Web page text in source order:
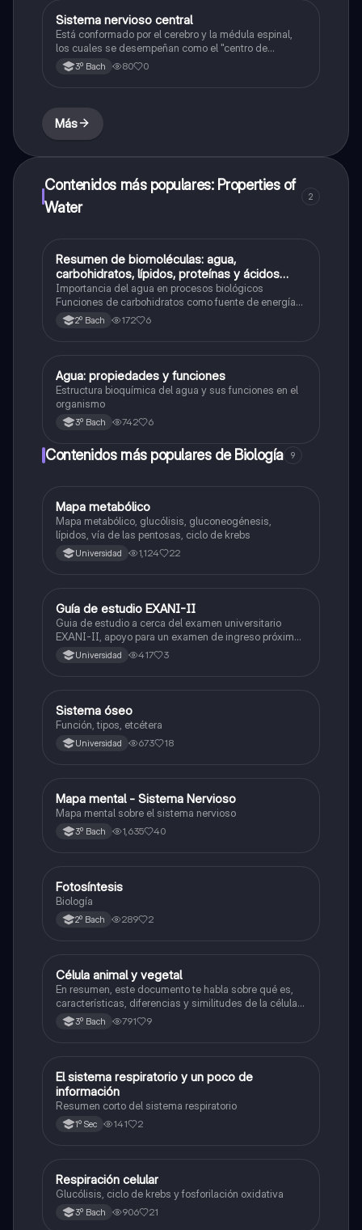
Química
Sistema nervioso central
Está conformado por el cerebro y la médula espinal,
los cuales se desempeñan como el "centro de
procesamiento" principal para todo el sistema
nervioso y controlan todas las funciones del cuerpo.
3º Bach 80 0
Más
Contenidos más populares: Properties of
Water
2
Química
Resumen de biomoléculas: agua,
carbohidratos, lípidos, proteínas y ácidos
nucleicos
Importancia del agua en procesos biológicos
Funciones de carbohidratos como fuente de energía
Tipos y funciones de los lípidos (grasas, triglicéridos,
fosfolípidos) Rol de las proteínas en el cuerpo:
2º Bach 172 6
Biología
Agua: propiedades y funciones
Estructura bioquímica del agua y sus funciones en el
organismo
3º Bach 742 6
Contenidos más populares de Biología 9
Biología
Mapa metabólico
Mapa metabólico, glucólisis, gluconeogénesis,
lípidos, vía de las pentosas, ciclo de krebs
Universidad 1,124 22
Historia
Guía de estudio EXANI-II
Guia de estudio a cerca del examen universitario
EXANI-II, apoyo para un examen de ingreso próximo
2026.Universidad 417 3
Biología
Sistema óseo
Función, tipos, etcétera
Universidad 673 18
Biología
Mapa mental - Sistema Nervioso
Mapa mental sobre el sistema nervioso
3º Bach 1,635 40
Biología
Fotosíntesis
Biología
2º Bach 289 2
Biología
Célula animal y vegetal
En resumen, este documento te habla sobre qué es,
características, diferencias y similitudes de la célula
animal y célula vegetal.💗
3º Bach 791 9
Biología
El sistema respiratorio y un poco de
información
Resumen corto del sistema respiratorio
1º Sec 141 2
Biología
Respiración celular
Glucólisis, ciclo de krebs y fosforilación oxidativa
3º Bach 906 21